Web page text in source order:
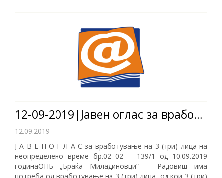
12-09-2019|Јавен оглас за вработување на 3 (три) лица на неопределено време
12.09.2019
Ј А В Е Н О Г Л А С за вработување на 3 (три) лица на
неопределено време бр.02 02 – 139/1 од 10.09.2019
годинаОНБ „Браќа Миладиновци“ – Радовиш има
потреба од вработување на 3 (три) лица, од кои 3 (три)